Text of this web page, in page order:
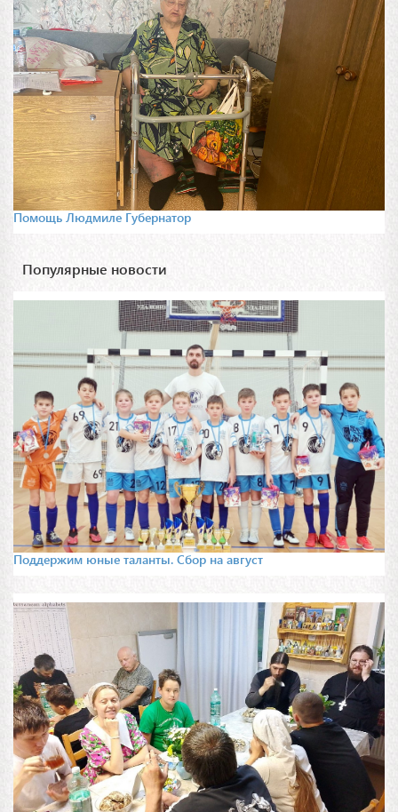
Помощь Людмиле Губернатор
Популярные новости
Поддержим юные таланты. Сбор на август